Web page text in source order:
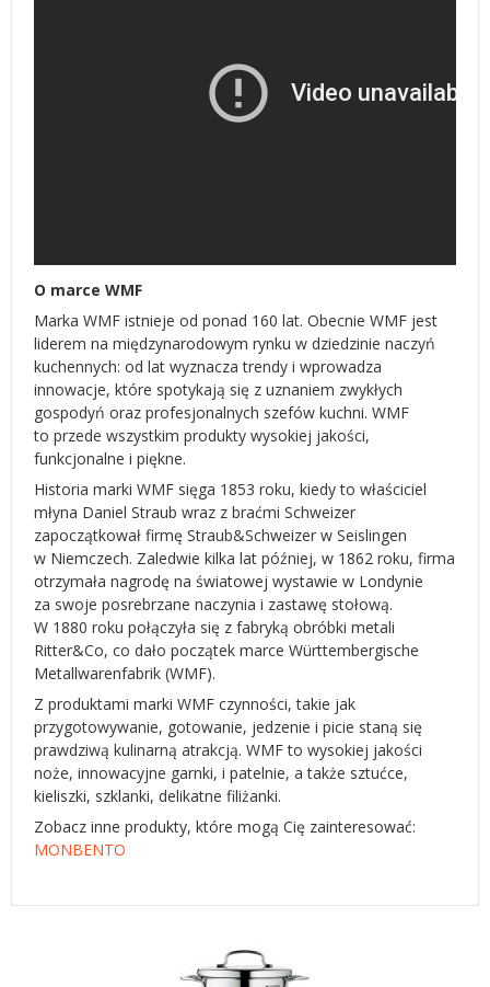
O marce WMF
Marka WMF istnieje od ponad 160 lat. Obecnie WMF jest
liderem na międzynarodowym rynku w dziedzinie naczyń
kuchennych: od lat wyznacza trendy i wprowadza
innowacje, które spotykają się z uznaniem zwykłych
gospodyń oraz profesjonalnych szefów kuchni. WMF
to przede wszystkim produkty wysokiej jakości,
funkcjonalne i piękne.
Historia marki WMF sięga 1853 roku, kiedy to właściciel
młyna Daniel Straub wraz z braćmi Schweizer
zapoczątkował firmę Straub&Schweizer w Seislingen
w Niemczech. Zaledwie kilka lat później, w 1862 roku, firma
otrzymała nagrodę na światowej wystawie w Londynie
za swoje posrebrzane naczynia i zastawę stołową.
W 1880 roku połączyła się z fabryką obróbki metali
Ritter&Co, co dało początek marce Württembergische
Metallwarenfabrik (WMF).
Z produktami marki WMF czynności, takie jak
przygotowywanie, gotowanie, jedzenie i picie staną się
prawdziwą kulinarną atrakcją. WMF to wysokiej jakości
noże, innowacyjne garnki, i patelnie, a także sztućce,
kieliszki, szklanki, delikatne filiżanki.
Zobacz inne produkty, które mogą Cię zainteresować:
MONBENTO